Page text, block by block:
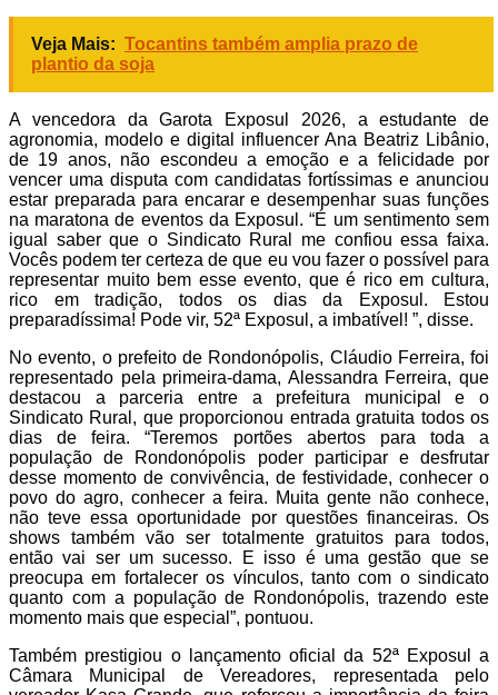
Veja Mais: Tocantins também amplia prazo de
plantio da soja
A vencedora da Garota Exposul 2026, a estudante de
agronomia, modelo e digital influencer Ana Beatriz Libânio,
de 19 anos, não escondeu a emoção e a felicidade por
vencer uma disputa com candidatas fortíssimas e anunciou
estar preparada para encarar e desempenhar suas funções
na maratona de eventos da Exposul. “É um sentimento sem
igual saber que o Sindicato Rural me confiou essa faixa.
Vocês podem ter certeza de que eu vou fazer o possível para
representar muito bem esse evento, que é rico em cultura,
rico em tradição, todos os dias da Exposul. Estou
preparadíssima! Pode vir, 52ª Exposul, a imbatível! ”, disse.
No evento, o prefeito de Rondonópolis, Cláudio Ferreira, foi
representado pela primeira-dama, Alessandra Ferreira, que
destacou a parceria entre a prefeitura municipal e o
Sindicato Rural, que proporcionou entrada gratuita todos os
dias de feira. “Teremos portões abertos para toda a
população de Rondonópolis poder participar e desfrutar
desse momento de convivência, de festividade, conhecer o
povo do agro, conhecer a feira. Muita gente não conhece,
não teve essa oportunidade por questões financeiras. Os
shows também vão ser totalmente gratuitos para todos,
então vai ser um sucesso. E isso é uma gestão que se
preocupa em fortalecer os vínculos, tanto com o sindicato
quanto com a população de Rondonópolis, trazendo este
momento mais que especial”, pontuou.
Também prestigiou o lançamento oficial da 52ª Exposul a
Câmara Municipal de Vereadores, representada pelo